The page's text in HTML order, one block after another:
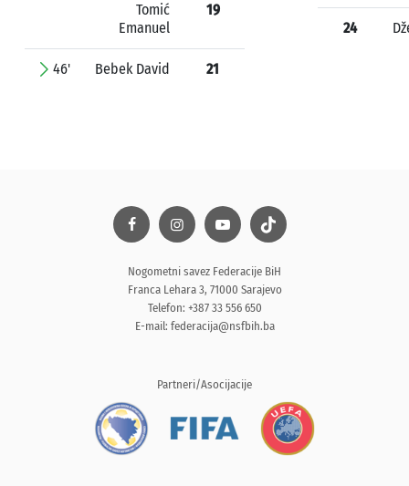
Tomić
Emanuel
19
46' Bebek David 21
24
Nogometni savez Federacije BiH
Franca Lehara 3, 71000 Sarajevo
Telefon: +387 33 556 650
E-mail: federacija@nsfbih.ba
Partneri/Asocijacije